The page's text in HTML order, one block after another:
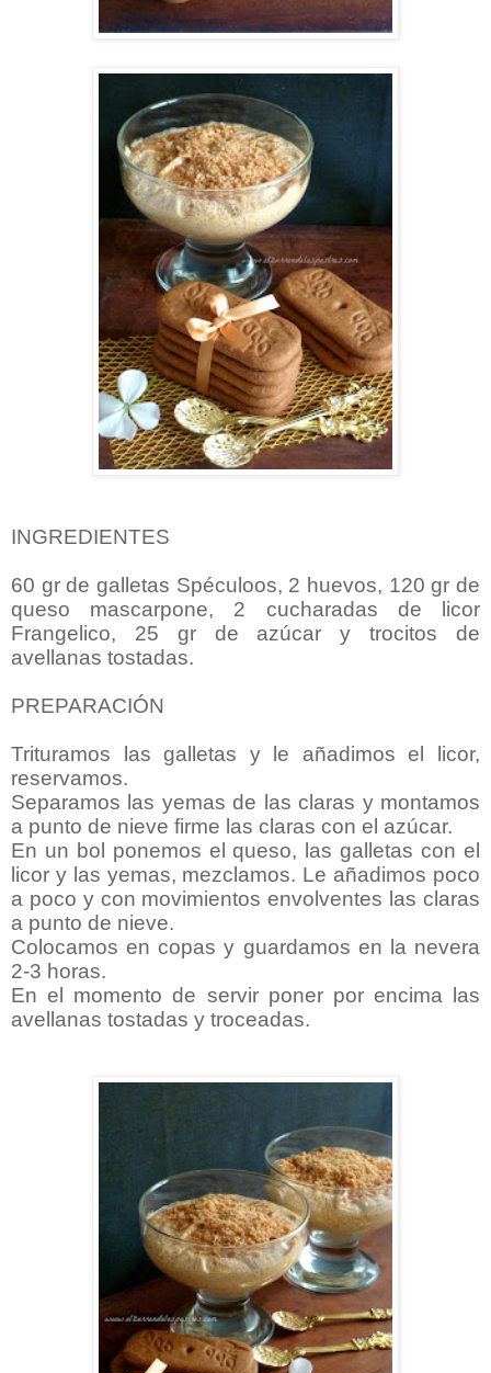
INGREDIENTES
60 gr de galletas Spéculoos, 2 huevos, 120 gr de
queso mascarpone, 2 cucharadas de licor
Frangelico, 25 gr de azúcar y trocitos de
avellanas tostadas.
PREPARACIÓN
Trituramos las galletas y le añadimos el licor,
reservamos.
Separamos las yemas de las claras y montamos
a punto de nieve firme las claras con el azúcar.
En un bol ponemos el queso, las galletas con el
licor y las yemas, mezclamos. Le añadimos poco
a poco y con movimientos envolventes las claras
a punto de nieve.
Colocamos en copas y guardamos en la nevera
2-3 horas.
En el momento de servir poner por encima las
avellanas tostadas y troceadas.